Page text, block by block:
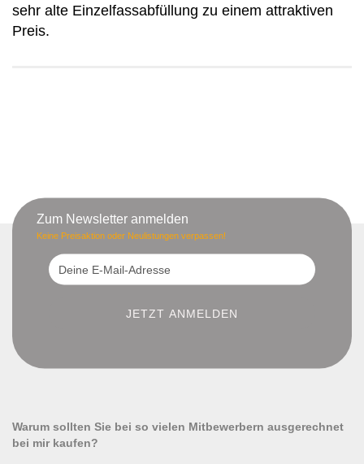
sehr alte Einzelfassabfüllung zu einem attraktiven
Preis.
Zum Newsletter anmelden
Keine Preisaktion oder Neulistungen verpassen!
Warum sollten Sie bei so vielen Mitbewerbern ausgerechnet
bei mir kaufen?